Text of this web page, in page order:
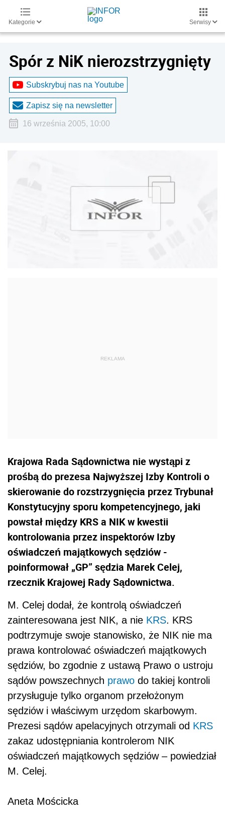
Kategorie Serwisy
Spór z NiK nierozstrzygnięty
Subskrybuj nas na Youtube
Zapisz się na newsletter
16 września 2005, 10:00
Krajowa Rada Sądownictwa nie wystąpi z
prośbą do prezesa Najwyższej Izby Kontroli o
skierowanie do rozstrzygnięcia przez Trybunał
Konstytucyjny sporu kompetencyjnego, jaki
powstał między KRS a NIK w kwestii
kontrolowania przez inspektorów Izby
oświadczeń majątkowych sędziów -
poinformował „GP” sędzia Marek Celej,
rzecznik Krajowej Rady Sądownictwa.
M. Celej dodał, że kontrolą oświadczeń
zainteresowana jest NIK, a nie KRS. KRS
podtrzymuje swoje stanowisko, że NIK nie ma
prawa kontrolować oświadczeń majątkowych
sędziów, bo zgodnie z ustawą Prawo o ustroju
sądów powszechnych prawo do takiej kontroli
przysługuje tylko organom przełożonym
sędziów i właściwym urzędom skarbowym.
Prezesi sądów apelacyjnych otrzymali od KRS
zakaz udostępniania kontrolerom NIK
oświadczeń majątkowych sędziów – powiedział
M. Celej.
Aneta Mościcka